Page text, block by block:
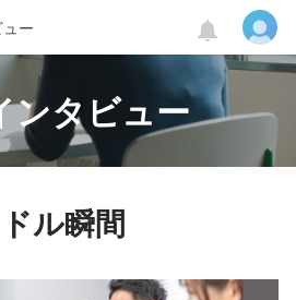
ー
ンタビュー
ル瞬間